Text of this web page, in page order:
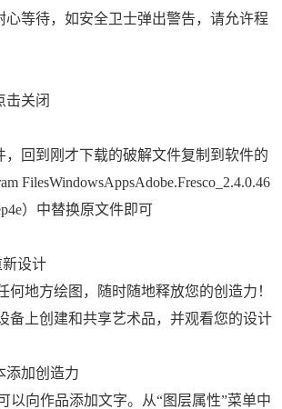
心等待，如安全卫士弹出警告，请允许程
击关闭
，回到刚才下载的破解文件复制到软件的
FilesWindowsAppsAdobe.Fresco_2.4.0.46
）中替换原文件即可
新设计
何地方绘图，随时随地释放您的创造力！
备上创建和共享艺术品，并观看您的设计
添加创造力
以向作品添加文字。从“图层属性”菜单中